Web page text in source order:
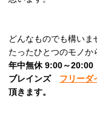
どんなものでも構いま
たったひとつのモノか
年中無休 9:00～20:00
ブレインズ フリーダ
頂きます。